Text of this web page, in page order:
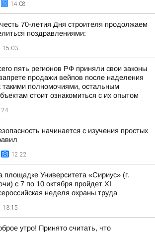
14:08
70-летия Дня строителя продолжаем
поздравлениями:
15:03
пять регионов РФ приняли свои законы
продажи вейпов после наделения
такими полномочиями, остальным
стоит ознакомиться с их опытом
начинается с изучения простых
12:22
площадке Университета «Сириус» (г.
с 7 по 10 октября пройдет XI
неделя охраны труда
13:15
утро! Принято считать, что